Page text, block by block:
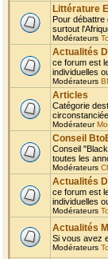
Littérature
Pour
surtout
Modérateurs
Actualités
ce forum est
individuelles
Modérateurs
Articles
Catégorie
Modérateur
Conseil
Conseil
toutes les
Modérateurs
Actualités
ce forum est
individuelles
Modérateurs
Actualités
Si vous avez
Modérateurs